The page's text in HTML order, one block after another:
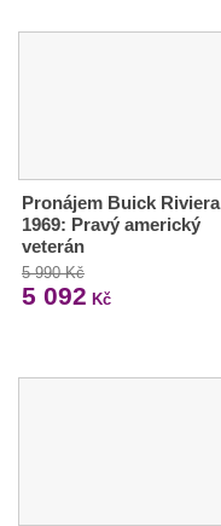
Pronájem Buick Riviera
1969: Pravý americký
veterán
5 990 Kč
5 092 Kč